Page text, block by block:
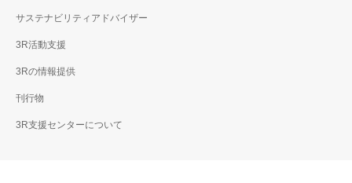
サステナビリティアドバイザー
3R活動支援
3Rの情報提供
刊行物
3R支援センターについて